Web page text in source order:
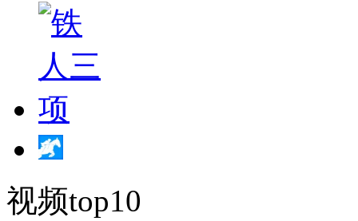
视频top10